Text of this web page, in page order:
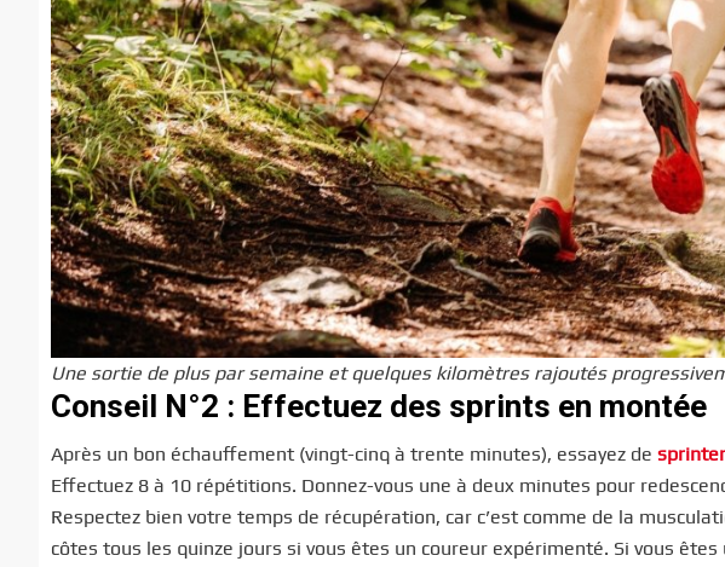
Une sortie de plus par semaine et quelques kilomètres rajoutés
Conseil N°2 : Effectuez des sprints en montée
Après un bon échauffement (vingt-cinq à trente minutes), essayez de
Effectuez 8 à 10 répétitions. Donnez-vous une à deux minutes pour
Respectez bien votre temps de récupération, car c’est comme de la
côtes tous les quinze jours si vous êtes un coureur expérimenté. Si vous